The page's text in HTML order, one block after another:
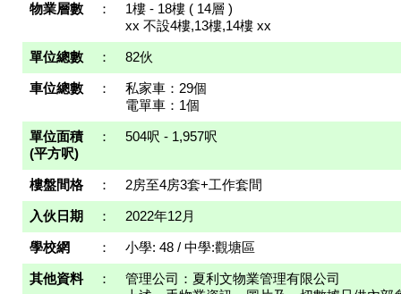
物業層數 ：
1樓 - 18樓 ( 14層 )
xx 不設4樓,13樓,14樓 xx
單位總數 ： 82伙
車位總數 ：
私家車：29個
電單車：1個
單位面積
(平方呎)
： 504呎 - 1,957呎
樓盤間格 ： 2房至4房3套+工作套間
入伙日期 ： 2022年12月
學校網 ： 小學: 48 / 中學:觀塘區
其他資料 ：
管理公司：夏利文物業管理有限公司